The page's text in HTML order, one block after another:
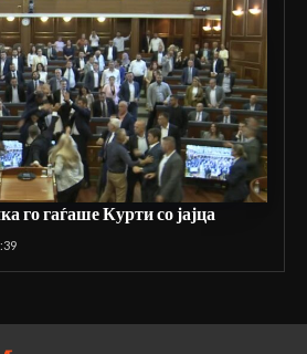
го гаѓаше Курти со јајца